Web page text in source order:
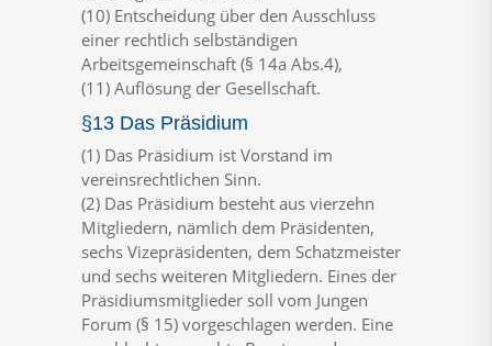
(10) Entscheidung über den Ausschluss
einer rechtlich selbständigen
Arbeitsgemeinschaft (§ 14a Abs.4),
(11) Auflösung der Gesellschaft.
§13 Das Präsidium
(1) Das Präsidium ist Vorstand im
vereinsrechtlichen Sinn.
(2) Das Präsidium besteht aus vierzehn
Mitgliedern, nämlich dem Präsidenten,
sechs Vizepräsidenten, dem Schatzmeister
und sechs weiteren Mitgliedern. Eines der
Präsidiumsmitglieder soll vom Jungen
Forum (§ 15) vorgeschlagen werden. Eine